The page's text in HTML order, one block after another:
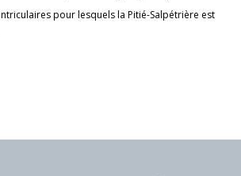
pour lesquels la Pitié-Salpétrière est